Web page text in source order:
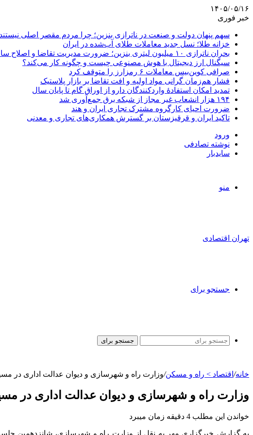
۱۴۰۵/۰۵/۱۶
خبر فوری
سهم پنهان دولت و صنعت در ناترازی بنزین؛ چرا مردم مقصر اصلی
خزانه طلا؛ نسل جدید معاملات طلای آب‌شده در ایران
بحران ناترازی ۱۰ میلیون لیتری بنزین؛ ضرورت مدیریت تقاضا و اصلاح ساختار
سیگنال ارز دیجیتال با هوش مصنوعی چیست و چگونه کار می‌کند؟
صرافی کوین‌بیس معاملات ۶ رمزارز را متوقف کرد
فشار هم‌زمان گرانی مواد اولیه و افت تقاضا بر بازار پلاستیک
تمدید امکان استفادۀ واردکنندگان دارو از اوراق گام تا پایان سال
۱۹۴ هزار انشعاب غیر مجاز از شبکه برق جمع‌آوری شد
ضرورت احیای کارگروه مشترک تجاری ایران و هند
تاکید ایران و قرقیزستان بر گسترش همکاری‌های تجاری و معدنی
ورود
نوشته تصادفی
سایدبار
منو
تهران اقتصادی
جستجو برای
جستجو برای
خانه/ اقتصاد > راه و مسکن/وزارت راه و شهرسازی و دیوان عدالت اداری در
وزارت راه و شهرسازی و دیوان عدالت اداری در
خواندن این مطلب 4 دقیقه زمان میبرد
به گزارش خبرگزاری مهر به نقل از وزارت راه و شهرسازی، شانزدهمین